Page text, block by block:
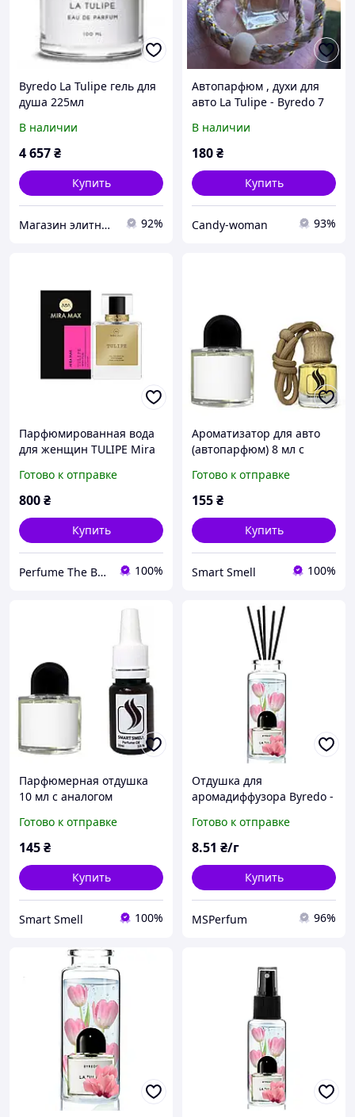
Byredo La Tulipe гель для
душа 225мл
В наличии
4 657₴
Купить
Магазин элитной парфюмерии и косметики "Parfum" 92%
Автопарфюм , духи для
авто La Tulipe - Byredo 7
(номер 107)
В наличии
180₴
Купить
Candy-woman 93%
Парфюмированная вода
для женщин TULIPE Mira
Готово к отправке
800₴
Купить
Perfume The Best 100%
Ароматизатор для авто
(автопарфюм) 8 мл с
Тулип (Byredo, La Tulipe)
Готово к отправке
155₴
Купить
Smart Smell 100%
Парфюмерная отдушка
10 мл с аналогом
(Byredo, La Tulipe)
Готово к отправке
145₴
Купить
Smart Smell 100%
Отдушка для
аромадиффузора Byredo -
Готово к отправке
8.51 ₴/г
Купить
MSPerfum 96%